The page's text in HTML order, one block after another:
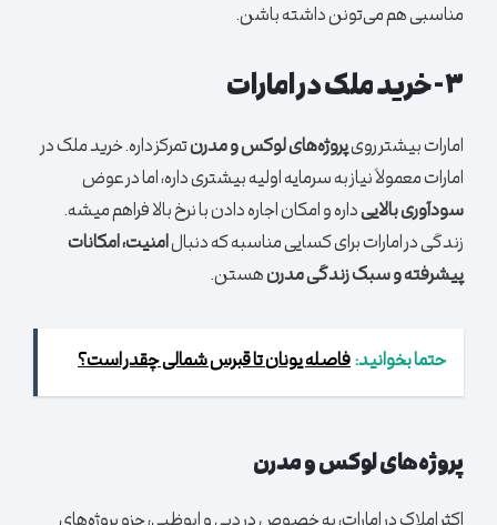
مناسبی هم می‌تونن داشته باشن.
۳- خرید ملک در امارات
امارات بیشتر رویپروژه‌های لوکس و مدرنتمرکز داره. خرید ملک در
امارات معمولاً نیاز به سرمایه اولیه بیشتری داره، اما در عوض
سودآوری بالاییداره و امکان اجاره دادن با نرخ بالا فراهم میشه.
زندگی در امارات برای کسایی مناسبه که دنبالامنیت، امکانات
پیشرفته و سبک زندگی مدرنهستن.
حتما بخوانید:فاصله یونان تا قبرس شمالی چقدر است؟
پروژه‌های لوکس و مدرن